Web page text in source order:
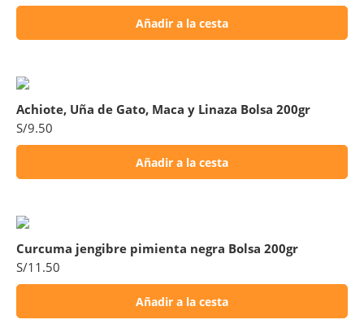
Añadir a la cesta
Achiote, Uña de Gato, Maca y Linaza Bolsa 200gr
S/9.50
Añadir a la cesta
Curcuma jengibre pimienta negra Bolsa 200gr
S/11.50
Añadir a la cesta